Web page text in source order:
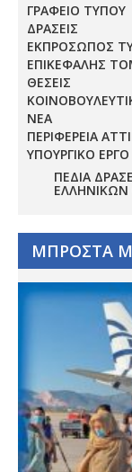
ΓΡΑΦΕΙΟ ΤΥΠΟΥ
ΔΡΑΣΕΙΣ
ΕΚΠΡΟΣΩΠΟΣ
ΕΠΙΚΕΦΑΛΗΣ
ΘΕΣΕΙΣ
ΝΕΑ
ΠΕΡΙΦΕΡΕΙΑ
ΥΠΟΥΡΓΙΚΟ ΕΡΓΟ
ΠΕΔΊΑ
ΜΠΡΟΣΤΑ